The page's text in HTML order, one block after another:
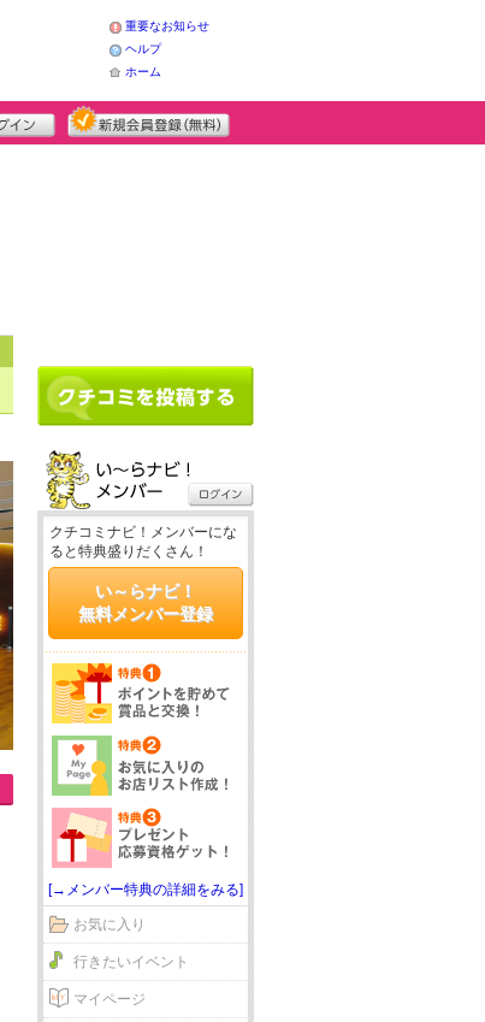
重要なお知らせ
ヘルプ
ホーム
クチコミナビ！メンバーにな
ると特典盛りだくさん！
い～らナビ！
無料メンバー登録
[→メンバー特典の詳細をみる]
お気に入り
行きたいイベント
マイページ